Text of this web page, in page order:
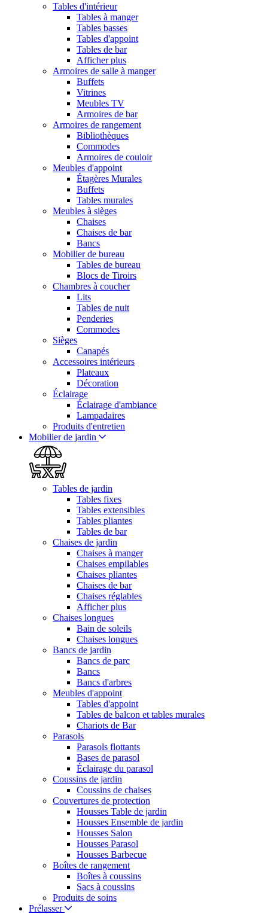
Tables d'intérieur
Tables à manger
Tables basses
Tables d'appoint
Tables de bar
Afficher plus
Armoires de salle à manger
Buffets
Vitrines
Meubles TV
Armoires de bar
Armoires de rangement
Bibliothèques
Commodes
Armoires de couloir
Meubles d'appoint
Étagères Murales
Buffets
Tables murales
Meubles à sièges
Chaises
Chaises de bar
Bancs
Mobilier de bureau
Tables de bureau
Blocs de Tiroirs
Chambres à coucher
Lits
Tables de nuit
Penderies
Commodes
Sièges
Canapés
Accessoires intérieurs
Plateaux
Décoration
Éclairage
Éclairage d'ambiance
Lampadaires
Produits d'entretien
Mobilier de jardin
Tables de jardin
Tables fixes
Tables extensibles
Tables pliantes
Tables de bar
Chaises de jardin
Chaises à manger
Chaises empilables
Chaises pliantes
Chaises de bar
Chaises réglables
Afficher plus
Chaises longues
Bain de soleils
Chaises longues
Bancs de jardin
Bancs de parc
Bancs
Bancs d'arbres
Meubles d'appoint
Tables d'appoint
Tables de balcon et tables murales
Chariots de Bar
Parasols
Parasols flottants
Bases de parasol
Éclairage du parasol
Coussins de jardin
Coussins de chaises
Couvertures de protection
Housses Table de jardin
Housses Ensemble de jardin
Housses Salon
Housses Parasol
Housses Barbecue
Boîtes de rangement
Boîtes à coussins
Sacs à coussins
Produits de soins
Prélasser